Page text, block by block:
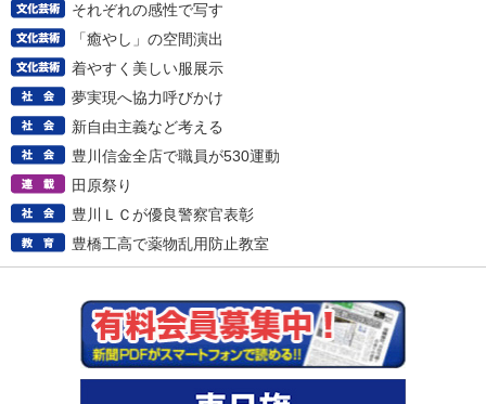
それぞれの感性で写す
「癒やし」の空間演出
着やすく美しい服展示
夢実現へ協力呼びかけ
新自由主義など考える
豊川信金全店で職員が530運動
田原祭り
豊川ＬＣが優良警察官表彰
豊橋工高で薬物乱用防止教室